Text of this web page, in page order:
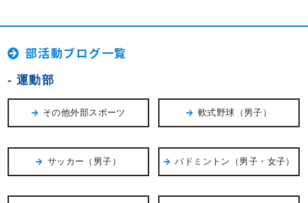
部活動ブログ一覧
運動部
その他外部スポーツ 軟式野球（男子）
サッカー（男子） バドミントン（男子・女子）